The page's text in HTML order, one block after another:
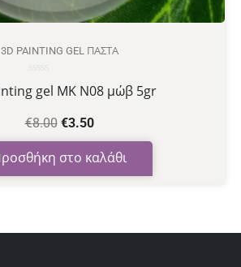
3D PAINTING GEL ΠΆΣΤΑ
gel MK N08 μώβ 5gr
€8.00 €3.50
στο καλάθι
Βαθμολογήθηκε
με
από
5